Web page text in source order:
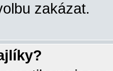
zakázat.